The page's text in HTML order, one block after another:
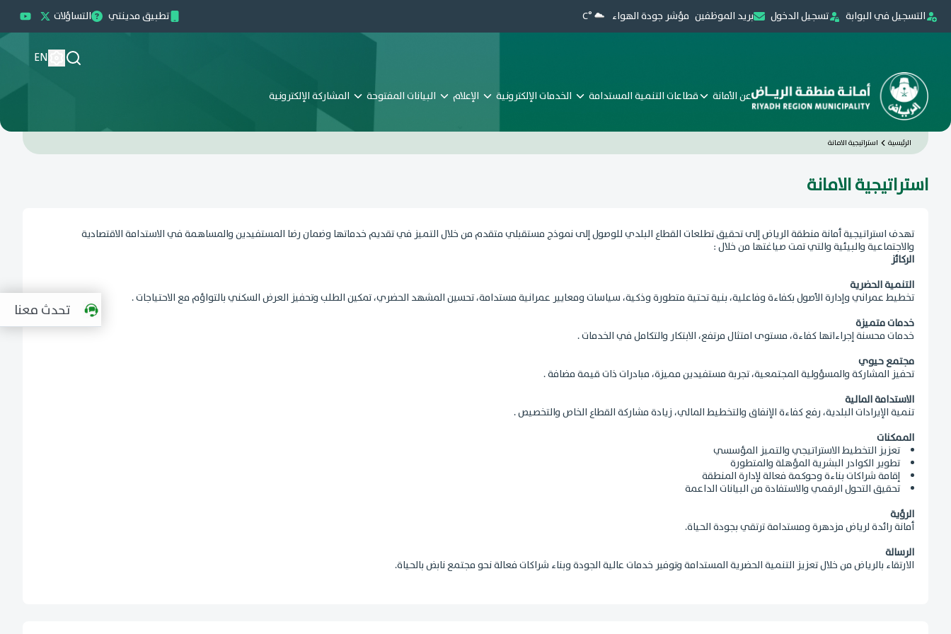
التسجيل في البوابة تسجيل الدخول بريد الموظفين مؤشر جودة الهواء °C تطبيق مدينتي التساؤلات
EN
عن الأمانة قطاعات التنمية المستدامة الخدمات الإلكترونية الإعلام البيانات المفتوحة المشاركة الإلكترونية
الرئيسية استراتيجية الامانة
استراتيجية الامانة
تهدف استراتيجية أمانة منطقة الرياض إلى تحقيق تطلعات القطاع البلدي للوصول إلى نموذج مستقبلي متقدم من خلال التميز في تقديم خدماتها وضمان رضا المستفيدين والمساهمة في الاستدامة الاقتصادية
والاجتماعية والبيئية والتي تمت صياغتها من خلال :
الركائز
التنمية الحضرية
تخطيط عمراني وإدارة الأصول بكفاءة وفاعلية، بنية تحتية متطورة وذكية، سياسات ومعايير عمرانية مستدامة، تحسين المشهد الحضري، تمكين الطلب وتحفيز العرض السكني بالتواؤم مع الاحتياجات .
خدمات متميزة
خدمات محسنة إجراءاتها كفاءة، مستوى امتثال مرتفع، الابتكار والتكامل في الخدمات .
مجتمع حيوي
تحفيز المشاركة والمسؤولية المجتمعية، تجربة مستفيدين مميزة، مبادرات ذات قيمة مضافة .
الاستدامة المالية
تنمية الإيرادات البلدية، رفع كفاءة الإنفاق والتخطيط المالي، زيادة مشاركة القطاع الخاص والتخصيص .
الممكنات
تعزيز التخطيط الاستراتيجي والتميز المؤسسي
تطوير الكوادر البشرية المؤهلة والمتطورة
إقامة شراكات بناءة وحوكمة فعالة لإدارة المنطقة
تحقيق التحول الرقمي والاستفادة من البيانات الداعمة
الرؤية
أمانة رائدة لرياض مزدهرة ومستدامة ترتقي بجودة الحياة.
الرسالة
الارتقاء بالرياض من خلال تعزيز التنمية الحضرية المستدامة وتوفير خدمات عالية الجودة وبناء شراكات فعالة نحو مجتمع نابض بالحياة.
تحدث معنا